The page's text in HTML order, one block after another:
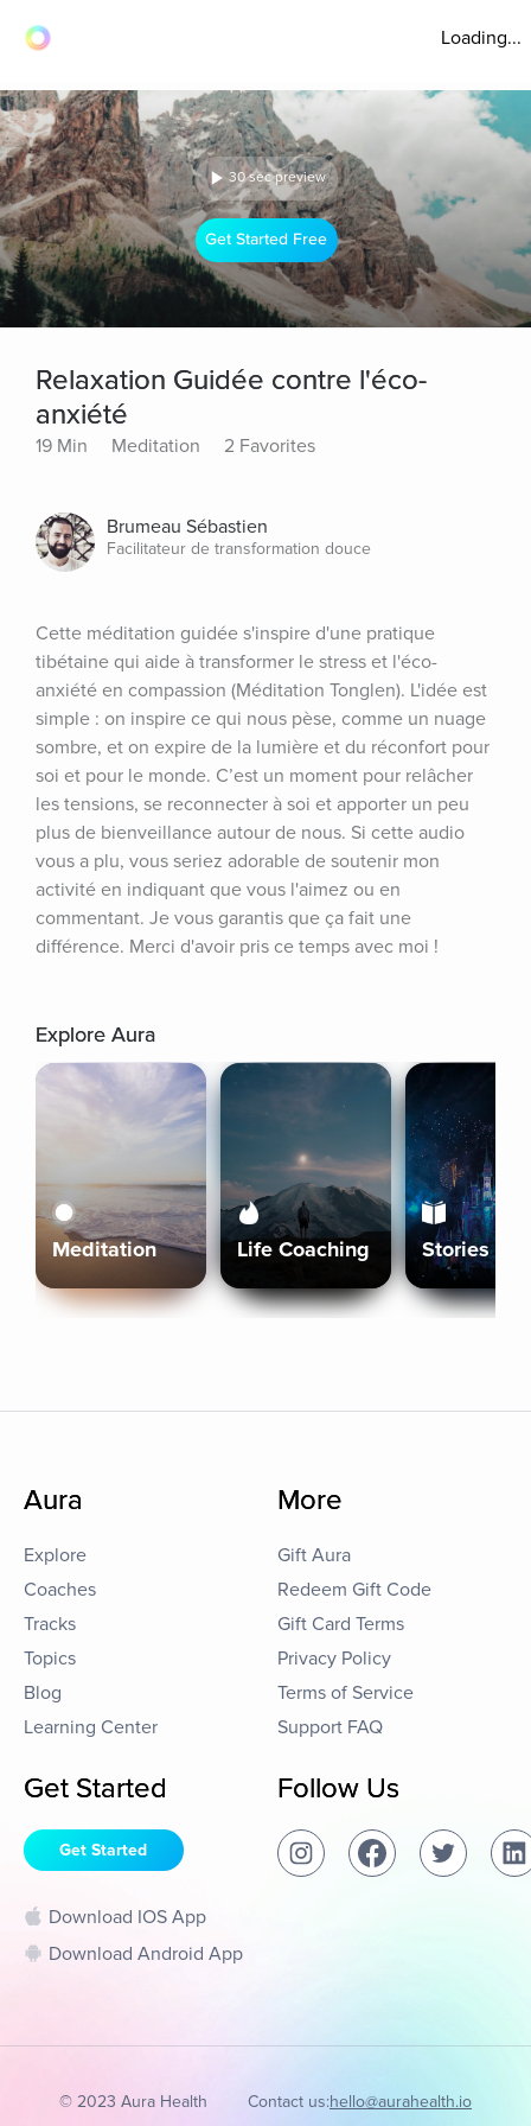
Loading...
30 sec preview
Get Started Free
Relaxation Guidée contre l'éco-
anxiété
19 Min Meditation 2 Favorites
Brumeau Sébastien
Facilitateur de transformation douce
Cette méditation guidée s'inspire d'une pratique
tibétaine qui aide à transformer le stress et l'éco-
anxiété en compassion (Méditation Tonglen). L'idée est
simple : on inspire ce qui nous pèse, comme un nuage
sombre, et on expire de la lumière et du réconfort pour
soi et pour le monde. C’est un moment pour relâcher
les tensions, se reconnecter à soi et apporter un peu
plus de bienveillance autour de nous. Si cette audio
vous a plu, vous seriez adorable de soutenir mon
activité en indiquant que vous l'aimez ou en
commentant. Je vous garantis que ça fait une
différence. Merci d'avoir pris ce temps avec moi !
Explore Aura
Meditation Life Coaching Stories
Aura
Explore
Coaches
Tracks
Topics
Blog
Learning Center
More
Gift Aura
Redeem Gift Code
Gift Card Terms
Privacy Policy
Terms of Service
Support FAQ
Get Started
Get Started
Download IOS App
Download Android App
Follow Us
© 2023 Aura Health Contact us:hello@aurahealth.io